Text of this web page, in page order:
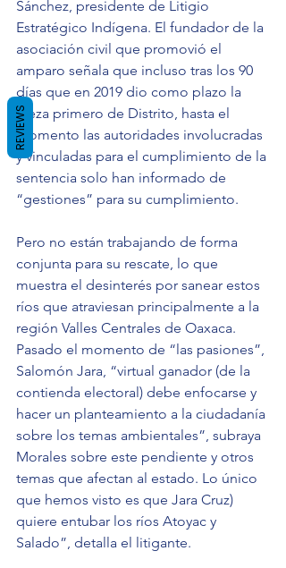
Sánchez, presidente de Litigio
Estratégico Indígena. El fundador de la
asociación civil que promovió el
amparo señala que incluso tras los 90
días que en 2019 dio como plazo la
jueza primero de Distrito, hasta el
momento las autoridades involucradas
y vinculadas para el cumplimiento de la
sentencia solo han informado de
“gestiones” para su cumplimiento.
Pero no están trabajando de forma
conjunta para su rescate, lo que
muestra el desinterés por sanear estos
ríos que atraviesan principalmente a la
región Valles Centrales de Oaxaca.
Pasado el momento de “las pasiones”,
Salomón Jara, “virtual ganador (de la
contienda electoral) debe enfocarse y
hacer un planteamiento a la ciudadanía
sobre los temas ambientales”, subraya
Morales sobre este pendiente y otros
temas que afectan al estado. Lo único
que hemos visto es que Jara Cruz)
quiere entubar los ríos Atoyac y
Salado”, detalla el litigante.
REVIEWS